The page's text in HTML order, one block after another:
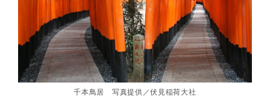
千本鳥居 写真提供／伏見稲荷大社